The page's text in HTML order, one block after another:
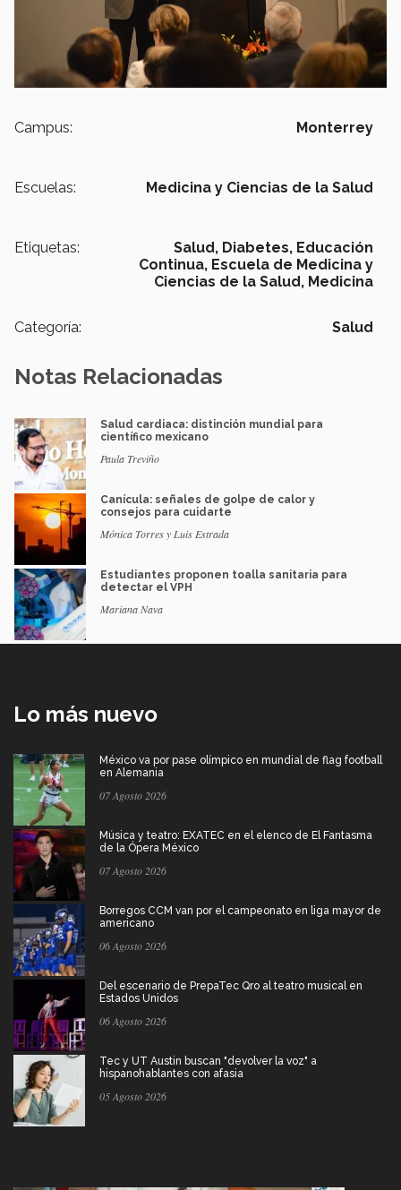
Campus: Monterrey
Escuelas: Medicina y Ciencias de la Salud
Etiquetas: Salud, Diabetes, Educación
Continua, Escuela de Medicina y
Ciencias de la Salud, Medicina
Categoría: Salud
Notas Relacionadas
Salud cardiaca: distinción mundial para
científico mexicano
Paula Treviño
Canícula: señales de golpe de calor y
consejos para cuidarte
Mónica Torres y Luis Estrada
Estudiantes proponen toalla sanitaria para
detectar el VPH
Mariana Nava
Lo más nuevo
México va por pase olímpico en mundial de flag football
en Alemania
07 Agosto 2026
Música y teatro: EXATEC en el elenco de El Fantasma
de la Ópera México
07 Agosto 2026
Borregos CCM van por el campeonato en liga mayor de
americano
06 Agosto 2026
Del escenario de PrepaTec Qro al teatro musical en
Estados Unidos
06 Agosto 2026
Tec y UT Austin buscan "devolver la voz" a
hispanohablantes con afasia
05 Agosto 2026